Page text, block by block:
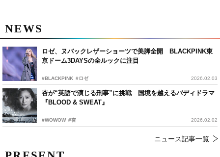
NEWS
ロゼ、ヌバックレザーショーツで美脚全開 BLACKPINK東
京ドーム3DAYSの全ルックに注目
#BLACKPINK #ロゼ 2026.02.03
杏が“英語で演じる刑事”に挑戦 国境を越えるバディドラマ
『BLOOD & SWEAT』
#WOWOW #杏 2026.02.02
ニュース記事一覧